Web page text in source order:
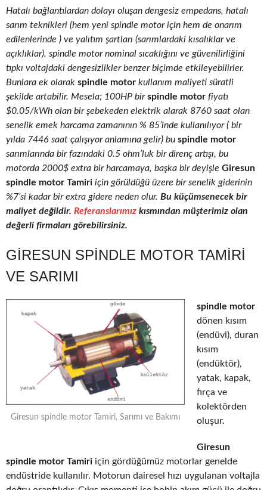
Hatalı bağlantılardan dolayı oluşan dengesiz empedans, hatalı
sarım teknikleri (hem yeni spindle motor için hem de onarım
edilenlerinde ) ve yalıtım şartları (sarımlardaki kısalıklar ve
açıklıklar), spindle motor nominal sıcaklığını ve güvenilirliğini
tıpkı voltajdaki dengesizlikler benzer biçimde etkileyebilirler.
Bunlara ek olarak spindle motor kullanım maliyeti süratli
şekilde artabilir. Mesela; 100HP birspindle motor fiyatı
$0.05/kWh olan bir şebekeden elektrik alarak 8760 saat olan
senelik emek harcama zamanının % 85’inde kullanılıyor ( bir
yılda 7446 saat çalışıyor anlamına gelir) bu spindle motor
sarımlarında bir fazındaki 0.5 ohm’luk bir direnç artışı, bu
motorda 2000$ extra bir harcamaya, başka bir deyişle Giresun
spindle motor Tamiri için görüldüğü üzere bir senelik giderinin
%7’si kadar bir extra gidere neden olur. Bu küçümsenecek bir
maliyet değildir. Referanslarımız kısmından müşterimiz olan
değerli firmaları görebilirsiniz.
GIRESUN SPINDLE MOTOR TAMIRI
VE SARIMI
Giresun spindle motor Tamiri, Sarımı ve Bakımı
spindle motor
dönen kısım
(endüvi), duran
kısım
(endüktör),
yatak, kapak,
fırça ve
kolektörden
oluşur.
Giresun
spindle motor Tamiri için gördüğümüz motorlar genelde
endüstride kullanılır. Motorun dairesel hızı uygulanan voltajla